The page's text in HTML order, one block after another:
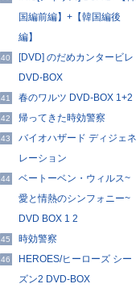
国編前編】+【韓国編後
編】
40
[DVD] のだめカンタービレ
DVD-BOX
41 春のワルツ DVD-BOX 1+2
42 帰ってきた時効警察
43
バイオハザード ディジェネ
レーション
44
ベートーベン・ウィルス~
愛と情熱のシンフォニー~
DVD BOX 1 2
45 時効警察
46
HEROES/ヒーローズ シー
ズン2 DVD-BOX